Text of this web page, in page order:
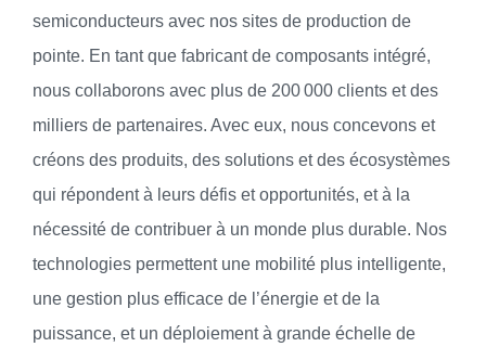
semiconducteurs avec nos sites de production de
pointe. En tant que fabricant de composants intégré,
nous collaborons avec plus de 200 000 clients et des
milliers de partenaires. Avec eux, nous concevons et
créons des produits, des solutions et des écosystèmes
qui répondent à leurs défis et opportunités, et à la
nécessité de contribuer à un monde plus durable. Nos
technologies permettent une mobilité plus intelligente,
une gestion plus efficace de l’énergie et de la
puissance, et un déploiement à grande échelle de